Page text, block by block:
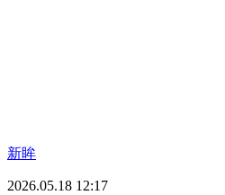
新眸
2026.05.18 12:17